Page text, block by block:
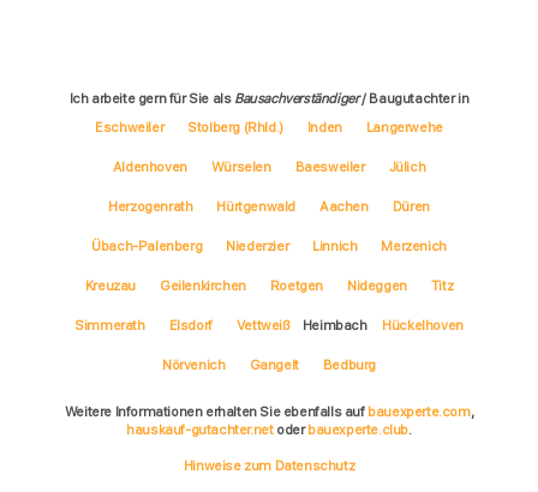
Ich arbeite gern für Sie als Bausachverständiger/ Baugutachter in
Eschweiler
Stolberg (Rhld.) Inden Langerwehe
Aldenhoven Würselen Baesweiler Jülich
Herzogenrath Hürtgenwald Aachen Düren
Übach-Palenberg Niederzier Linnich Merzenich
Kreuzau Geilenkirchen Roetgen Nideggen Titz
Simmerath Elsdorf Vettweiß Heimbach Hückelhoven
Nörvenich Gangelt Bedburg
Weitere Informationen erhalten Sie ebenfalls auf bauexperte.com,
hauskauf-gutachter.netoderbauexperte.club.
Hinweise zum Datenschutz